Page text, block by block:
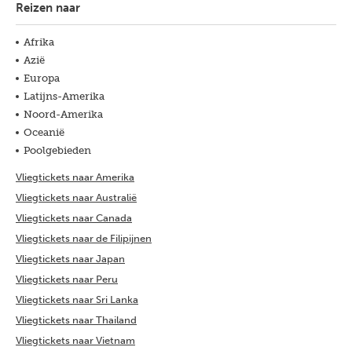
Reizen naar
Afrika
Azië
Europa
Latijns-Amerika
Noord-Amerika
Oceanië
Poolgebieden
Vliegtickets naar Amerika
Vliegtickets naar Australië
Vliegtickets naar Canada
Vliegtickets naar de Filipijnen
Vliegtickets naar Japan
Vliegtickets naar Peru
Vliegtickets naar Sri Lanka
Vliegtickets naar Thailand
Vliegtickets naar Vietnam